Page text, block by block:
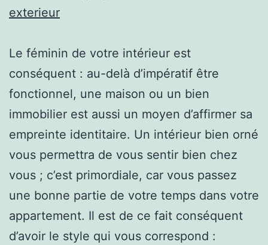
exterieur
Le féminin de votre intérieur est
conséquent : au-delà d’impératif être
fonctionnel, une maison ou un bien
immobilier est aussi un moyen d’affirmer sa
empreinte identitaire. Un intérieur bien orné
vous permettra de vous sentir bien chez
vous ; c’est primordiale, car vous passez
une bonne partie de votre temps dans votre
appartement. Il est de ce fait conséquent
d’avoir le style qui vous correspond :